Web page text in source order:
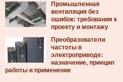
Промышленная
вентиляция без
ошибок: требования к
проекту и монтажу
Преобразователи
частоты в
электроприводе:
назначение, принцип
работы и применение